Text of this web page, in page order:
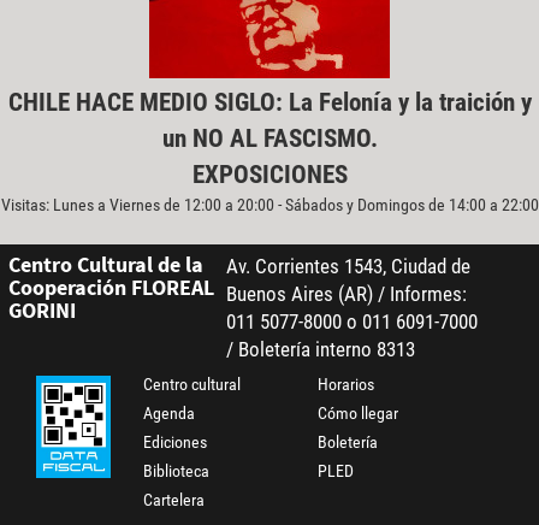
CHILE HACE MEDIO SIGLO: La Felonía y la traición y
un NO AL FASCISMO.
EXPOSICIONES
Visitas: Lunes a Viernes de 12:00 a 20:00 - Sábados y Domingos de 14:00 a 22:00
Centro Cultural de la
Cooperación FLOREAL
GORINI
Av. Corrientes 1543, Ciudad de
Buenos Aires (AR) / Informes:
011 5077-8000 o 011 6091-7000
/ Boletería interno 8313
Centro cultural
Agenda
Ediciones
Biblioteca
Cartelera
Horarios
Cómo llegar
Boletería
PLED